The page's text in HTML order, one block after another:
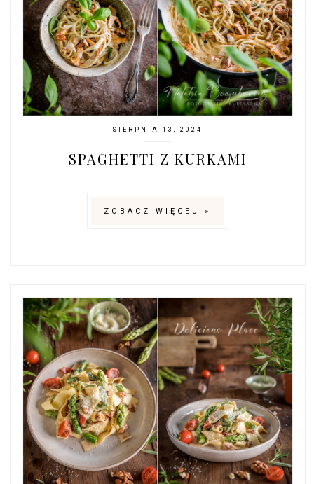
SIERPNIA 13, 2024
SPAGHETTI Z KURKAMI
ZOBACZ WIĘCEJ »